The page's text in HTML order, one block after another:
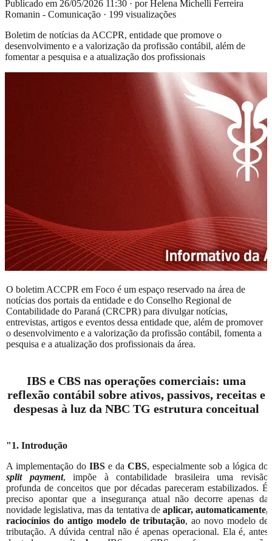
Publicado em 26/05/2026 11:30 · por Helena Michelli Ferreira
Romanin - Comunicação · 199 visualizações
Boletim de notícias da ACCPR, entidade que promove o
desenvolvimento e a valorização da profissão contábil, além de
fomentar a pesquisa e a atualização dos profissionais
O boletim ACCPR em Foco é um espaço reservado na área de
notícias dos portais da entidade e do Conselho Regional de
Contabilidade do Paraná (CRCPR) para divulgar notícias,
entrevistas, artigos e eventos dessa entidade que, além de promover
o desenvolvimento e a valorização da profissão contábil, fomenta a
pesquisa e a atualização dos profissionais da área.
IBS e CBS nas operações comerciais: uma
reflexão contábil sobre ativos, passivos, receitas e
despesas à luz da NBC TG estrutura conceitual
"1. Introdução
A implementação do IBS e da CBS, especialmente sob a lógica do
split payment, impõe à contabilidade brasileira uma revisão
profunda de conceitos que por décadas pareceram estabilizados. É
preciso apontar que a insegurança atual não decorre apenas da
novidade legislativa, mas da tentativa de aplicar, automaticamente,
raciocínios do antigo modelo de tributação, ao novo modelo de
tributação. A dúvida central não é apenas operacional. Ela é, antes